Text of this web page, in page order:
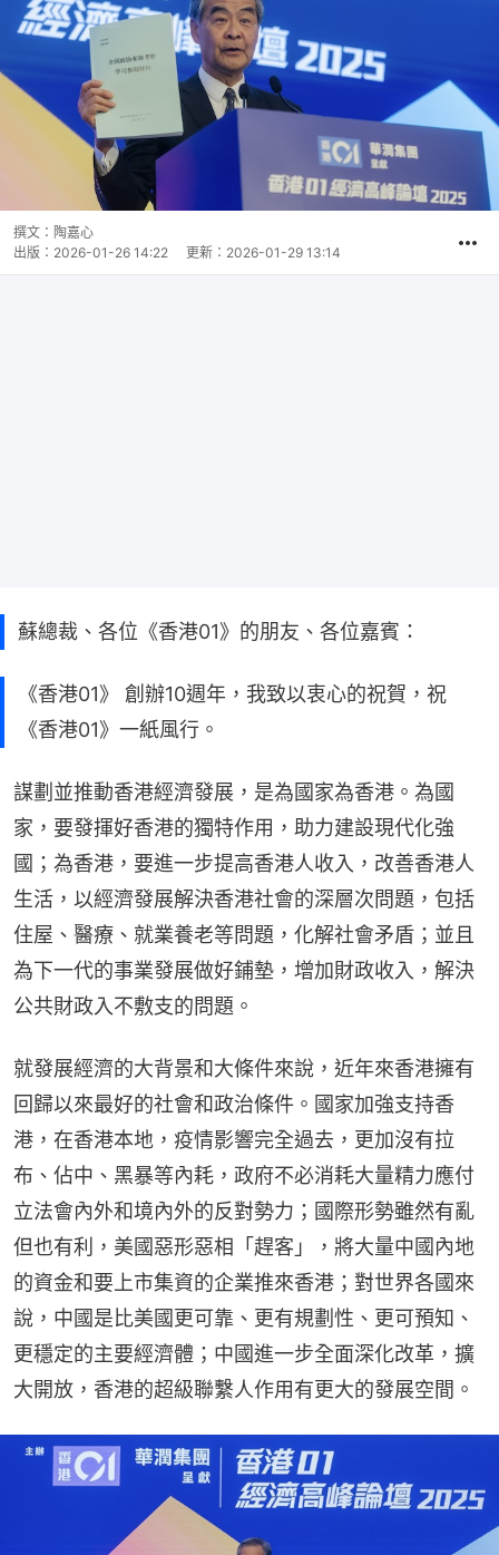
撰文： 陶嘉心
出版： 2026-01-26 14:22 更新： 2026-01-29 13:14
蘇總裁、各位《香港01》的朋友、各位嘉賓：
《香港01》 創辦10週年，我致以衷心的祝賀，祝
《香港01》一紙風行。
謀劃並推動香港經濟發展，是為國家為香港。為國
家，要發揮好香港的獨特作用，助力建設現代化強
國；為香港，要進一步提高香港人收入，改善香港人
生活，以經濟發展解決香港社會的深層次問題，包括
住屋、醫療、就業養老等問題，化解社會矛盾；並且
為下一代的事業發展做好鋪墊，增加財政收入，解決
公共財政入不敷支的問題。
就發展經濟的大背景和大條件來說，近年來香港擁有
回歸以來最好的社會和政治條件。國家加強支持香
港，在香港本地，疫情影響完全過去，更加沒有拉
布、佔中、黑暴等內耗，政府不必消耗大量精力應付
立法會內外和境內外的反對勢力；國際形勢雖然有亂
但也有利，美國惡形惡相「趕客」，將大量中國內地
的資金和要上市集資的企業推來香港；對世界各國來
說，中國是比美國更可靠、更有規劃性、更可預知、
更穩定的主要經濟體；中國進一步全面深化改革，擴
大開放，香港的超級聯繫人作用有更大的發展空間。